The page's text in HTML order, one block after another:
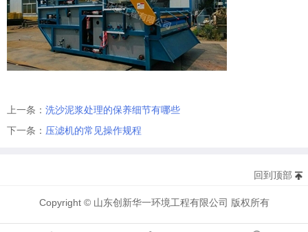
上一条： 洗沙泥浆处理的保养细节有哪些
下一条： 压滤机的常见操作规程
回到顶部
Copyright © 山东创新华一环境工程有限公司 版权所有